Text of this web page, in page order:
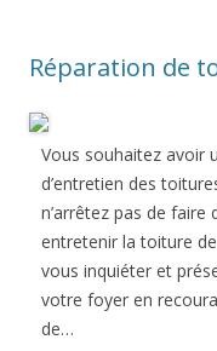
Réparation de
Vous souhaitez avoir
d’entretien des
n’arrêtez pas de
entretenir la toiture
vous inquiéter et
votre foyer en
de…